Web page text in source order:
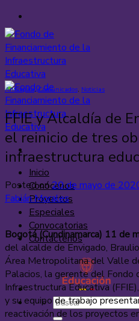
Saltar
al
contenido
Inicio
Conócenos
Proyectos
Especiales
Convocatorias
Contáctenos
Antioquia,Comunicados, Noticias
FFIE y Alcaldía de
el reinicio de tres
infraestructura
Posted on20 de mayo de
Fabián Morales
Bogotá (Cundinamarca) 11 de
del alcalde de Envigado,
Área Metropolitana del Valle
Palacios, la gerente del Fondo
Infraestructura Educativa
y su equipo de trabajo
reactivación de los proyectos